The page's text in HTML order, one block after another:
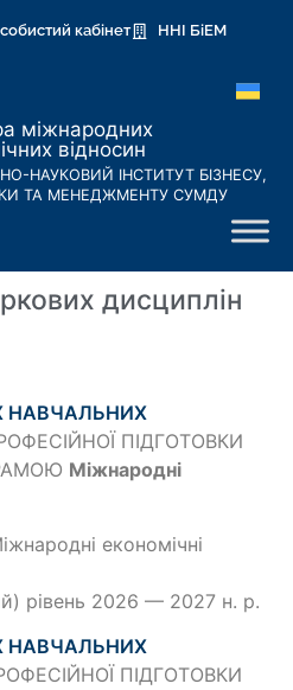
кабінет
ННІ БіЕМ
міжнародних
відносин
НАУКОВИЙ ІНСТИТУТ БІЗНЕСУ,
ТА МЕНЕДЖМЕНТУ СУМДУ
дисциплін
НАВЧАЛЬНИХ
ПІДГОТОВКИ
Міжнародні
економічні
рівень 2026 — 2027 н. р.
НАВЧАЛЬНИХ
ПІДГОТОВКИ